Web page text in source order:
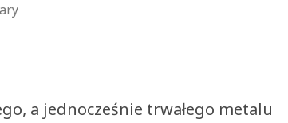
a jednocześnie trwałego metalu